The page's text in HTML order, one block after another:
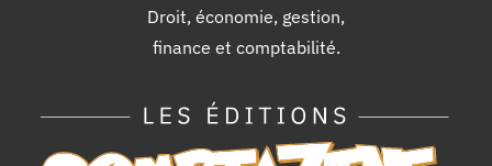
Droit, économie, gestion,
finance et comptabilité.